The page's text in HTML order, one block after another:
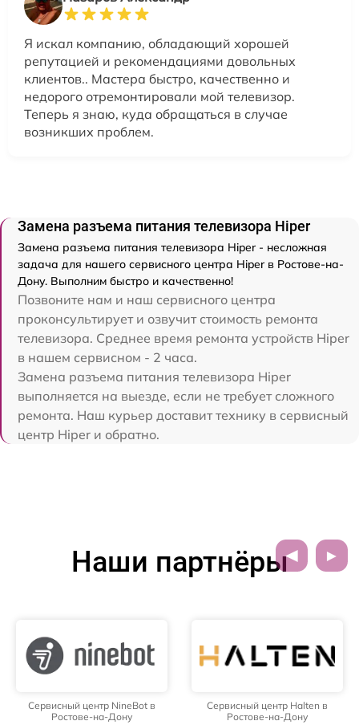
Я искал компанию, обладающий хорошей
репутацией и рекомендациями довольных
клиентов.. Мастера быстро, качественно и
недорого отремонтировали мой телевизор.
Теперь я знаю, куда обращаться в случае
возникших проблем.
Замена разъема питания телевизора Hiper
Замена разъема питания телевизора Hiper - несложная
задача для нашего сервисного центра Hiper в Ростове-на-
Дону. Выполним быстро и качественно!
Позвоните нам и наш сервисного центра
проконсультирует и озвучит стоимость ремонта
телевизора. Среднее время ремонта устройств Hiper
в нашем сервисном - 2 часа.
Замена разъема питания телевизора Hiper
выполняется на выезде, если не требует сложного
ремонта. Наш курьер доставит технику в сервисный
центр Hiper и обратно.
Наши партнёры
Сервисный центр NineBot в
Ростове-на-Дону
Сервисный центр Halten в
Ростове-на-Дону